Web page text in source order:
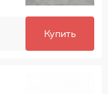
Купить